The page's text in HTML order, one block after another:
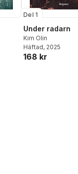
Del 1
Under radarn
Kim Olin
Häftad, 2025
168 kr